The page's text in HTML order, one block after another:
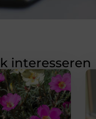
interesseren